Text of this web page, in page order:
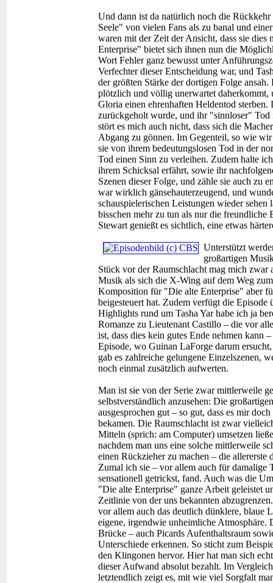
Und dann ist da natürlich noch die
Seele" von vielen Fans als zu banal und
waren mit der Zeit der Ansicht, dass sie
Enterprise" bietet sich ihnen nun die
Wort Fehler ganz bewusst unter
Verfechter dieser Entscheidung war, und
der größten Stärke der dortigen Folge
plötzlich und völlig unerwartet daherkommt,
Gloria einen ehrenhaften Heldentod
zurückgeholt wurde, und ihr "sinnloser"
stört es mich auch nicht, dass sich die
Abgang zu gönnen. Im Gegenteil, so wie
sie von ihrem bedeutungslosen Tod in der
Tod einen Sinn zu verleihen. Zudem halte
ihrem Schicksal erfährt, sowie ihr
Szenen dieser Folge, und zähle sie auch zu
war wirklich gänsehauterzeugend, und
schauspielerischen Leistungen wieder
bisschen mehr zu tun als nur die freundliche
Stewart genießt es sichtlich, eine etwas
Unterstützt
großartigen
Stück vor der Raumschlacht mag mich
Musik als sich die X-Wing auf dem Weg
Komposition für "Die alte Enterprise" aber
beigesteuert hat. Zudem verfügt die
Highlights rund um Tasha Yar habe ich ja
Romanze zu Lieutenant Castillo – die vor
ist, dass dies kein gutes Ende nehmen kann
Episode, wo Guinan LaForge darum
gab es zahlreiche gelungene Einzelszenen,
noch einmal zusätzlich aufwerten.
Man ist sie von der Serie zwar mittlerweile
selbstverständlich anzusehen: Die
ausgesprochen gut – so gut, dass es mir
bekamen. Die Raumschlacht ist zwar
Mitteln (sprich: am Computer) umsetzen
nachdem man uns eine solche mittlerweile
einen Rückzieher zu machen – die
Zumal ich sie – vor allem auch für damalige
sensationell getrickst, fand. Auch was die
"Die alte Enterprise" ganze Arbeit geleistet
Zeitlinie von der uns bekannten
vor allem auch das deutlich dünklere, blaue
eigene, irgendwie unheimliche Atmosphäre.
Brücke – auch Picards Aufenthaltsraum
Unterschiede erkennen. So sticht zum
den Klingonen hervor. Hier hat man sich
dieser Aufwand absolut bezahlt. Im
letztendlich zeigt es, mit wie viel Sorgfalt